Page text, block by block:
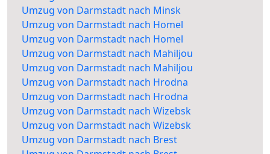
Umzug von Darmstadt nach Minsk
Umzug von Darmstadt nach Homel
Umzug von Darmstadt nach Homel
Umzug von Darmstadt nach Mahiljou
Umzug von Darmstadt nach Mahiljou
Umzug von Darmstadt nach Hrodna
Umzug von Darmstadt nach Hrodna
Umzug von Darmstadt nach Wizebsk
Umzug von Darmstadt nach Wizebsk
Umzug von Darmstadt nach Brest